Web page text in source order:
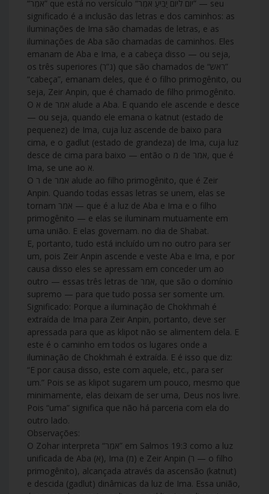
“אֹמֶר” que está no versículo “יום ליום יַבִּיעַ אֹמֶר” — seu
significado é a inclusão das letras e dos caminhos: as
iluminações de Ima são chamadas de letras, e as
iluminações de Aba são chamadas de caminhos. Eles
emanam de Aba e Ima, e a cabeça disso — ou seja,
os três superiores (ג”ר) que são chamados de “ראש”
“cabeça”, emanam deles, que é o filho primogênito, ou
seja, Zeir Anpin, que é chamado de filho primogênito.
O א de אמר alude a Aba. E quando ele ascende e desce
— ou seja, quando ele emana o katnut (estado de
pequenez) de Ima, cuja luz ascende de baixo para
cima, e o gadlut (estado de grandeza) de Ima, cuja luz
desce de cima para baixo — então o מ de אמר, que é
Ima, se une ao א.
O ר de אמר alude ao filho primogênito, que é Zeir
Anpin. Quando todas essas letras se unem, elas se
tornam אמר — que é a luz de Aba e Ima e o filho
primogênito — e elas se iluminam mutuamente em
uma união. E elas governam. no dia de Shabat.
E, portanto, tudo está incluído um no outro para ser
um, pois Zeir Anpin ascende e veste Aba e Ima, e por
causa disso eles se apressam em conceder um ao
outro — essas três letras de אמר, que são o domínio
supremo — para que tudo possa ser somente um.
Significado: Porque a iluminação de Chokhmah é
extraída de Ima para Zeir Anpin, portanto, deve ser
apressada para que as klipot não se alimentem dela. E
este é o caminho em todos os lugares onde a
iluminação de Chokhmah é extraída. E é isso que diz:
“E por causa disso, este com aquele, etc., para ser
um.” Pois se as klipot sugarem um pouco, mesmo que
minimamente, elas deixam de ser uma, Deus nos livre.
Pois “uma” significa que não há parceria com ela do
outro lado.
Observações:
O Zohar interpreta “אֹמֶר” em Salmos 19:3 como a luz
unificada de Aba (א), Ima (מ) e Zeir Anpin (ר — o filho
primogênito), alcançada através da ascensão (katnut)
e descida (gadlut) dinâmicas da luz de Ima. Essa união,